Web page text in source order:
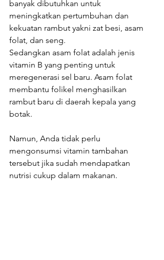
banyak dibutuhkan untuk
meningkatkan pertumbuhan dan
kekuatan rambut yakni zat besi, asam
folat, dan seng.
Sedangkan asam folat adalah jenis
vitamin B yang penting untuk
meregenerasi sel baru. Asam folat
membantu folikel menghasilkan
rambut baru di daerah kepala yang
botak.
Namun, Anda tidak perlu
mengonsumsi vitamin tambahan
tersebut jika sudah mendapatkan
nutrisi cukup dalam makanan.